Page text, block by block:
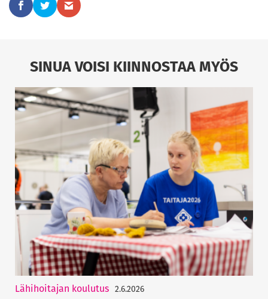
SINUA VOISI KIINNOSTAA MYÖS
Lähihoitajan koulutus 2.6.2026